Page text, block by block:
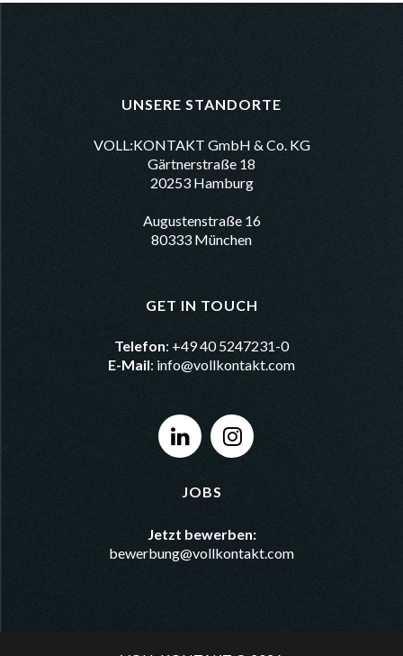
UNSERE STANDORTE
VOLL:KONTAKT GmbH & Co. KG
Gärtnerstraße 18
20253 Hamburg
Augustenstraße 16
80333 München
GET IN TOUCH
Telefon: +49 40 5247231-0
E-Mail: info@vollkontakt.com
JOBS
Jetzt bewerben:
bewerbung@vollkontakt.com